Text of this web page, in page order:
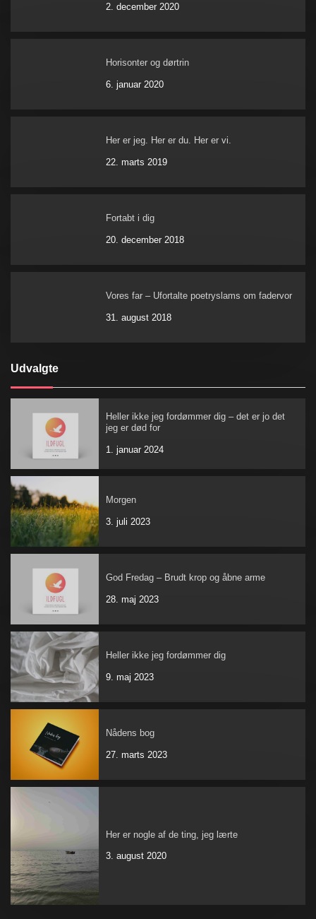
2. december 2020
Horisonter og dørtrin
6. januar 2020
Her er jeg. Her er du. Her er vi.
22. marts 2019
Fortabt i dig
20. december 2018
Vores far – Ufortalte poetryslams om fadervor
31. august 2018
Udvalgte
Heller ikke jeg fordømmer dig – det er jo det
jeg er død for
1. januar 2024
Morgen
3. juli 2023
God Fredag – Brudt krop og åbne arme
28. maj 2023
Heller ikke jeg fordømmer dig
9. maj 2023
Nådens bog
27. marts 2023
Her er nogle af de ting, jeg lærte
3. august 2020